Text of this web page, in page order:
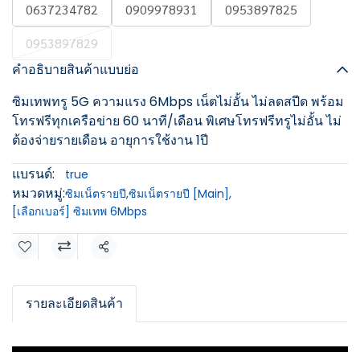
0637234782
0909978931
0953897825
0953897829
คำอธิบายสินค้าแบบย่อ
ซิมเทพทรู 5G ความแรง 6Mbps เน็ตไม่อั้น ไม่ลดสปีด พร้อม
โทรฟรีทุกเครือข่าย 60 นาที/เดือน พิเศษโทรฟรีทรูไม่อั้น ไม่
ต้องจ่ายรายเดือน อายุการใช้งาน 1ปี
แบรนด์:
true
หมวดหมู่:ซิมเน็ตรายปี,ซิมเน็ตรายปี [Main],
[เลือกเบอร์] ซิมเทพ 6Mbps
แชร์
รายละเอียดสินค้า